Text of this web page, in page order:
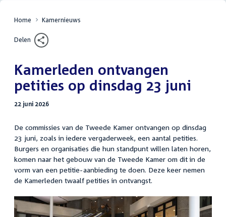
Home Kamernieuws
Delen
Kamerleden ontvangen
petities op dinsdag 23 juni
22 juni 2026
De commissies van de Tweede Kamer ontvangen op dinsdag
23 juni, zoals in iedere vergaderweek, een aantal petities.
Burgers en organisaties die hun standpunt willen laten horen,
komen naar het gebouw van de Tweede Kamer om dit in de
vorm van een petitie-aanbieding te doen. Deze keer nemen
de Kamerleden twaalf petities in ontvangst.